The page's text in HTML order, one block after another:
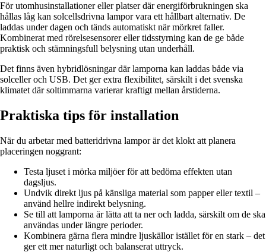
För utomhusinstallationer eller platser där energiförbrukningen ska
hållas låg kan solcellsdrivna lampor vara ett hållbart alternativ. De
laddas under dagen och tänds automatiskt när mörkret faller.
Kombinerat med rörelsesensorer eller tidsstyrning kan de ge både
praktisk och stämningsfull belysning utan underhåll.
Det finns även hybridlösningar där lamporna kan laddas både via
solceller och USB. Det ger extra flexibilitet, särskilt i det svenska
klimatet där soltimmarna varierar kraftigt mellan årstiderna.
Praktiska tips för installation
När du arbetar med batteridrivna lampor är det klokt att planera
placeringen noggrant:
Testa ljuset i mörka miljöer för att bedöma effekten utan
dagsljus.
Undvik direkt ljus på känsliga material som papper eller textil –
använd hellre indirekt belysning.
Se till att lamporna är lätta att ta ner och ladda, särskilt om de ska
användas under längre perioder.
Kombinera gärna flera mindre ljuskällor istället för en stark – det
ger ett mer naturligt och balanserat uttryck.